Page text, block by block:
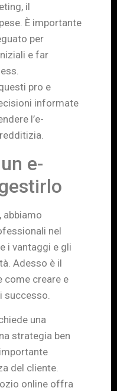
il
È importante
per
e far
pro e
informate
l’e-
e-
abbiamo
nel
i vantaggi e gli
Adesso è il
come creare e
successo.
una
strategia ben
del cliente.
online offra